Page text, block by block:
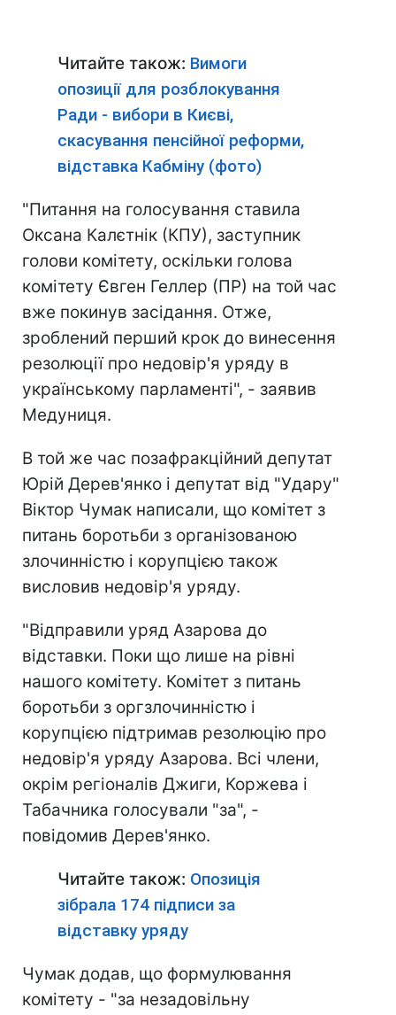
Читайте також: Вимоги
опозиції для розблокування
Ради - вибори в Києві,
скасування пенсійної реформи,
відставка Кабміну (фото)
"Питання на голосування ставила
Оксана Калєтнік (КПУ), заступник
голови комітету, оскільки голова
комітету Євген Геллер (ПР) на той час
вже покинув засідання. Отже,
зроблений перший крок до винесення
резолюції про недовір'я уряду в
українському парламенті", - заявив
Медуниця.
В той же час позафракційний депутат
Юрій Дерев'янко і депутат від "Удару"
Віктор Чумак написали, що комітет з
питань боротьби з організованою
злочинністю і корупцією також
висловив недовір'я уряду.
"Відправили уряд Азарова до
відставки. Поки що лише на рівні
нашого комітету. Комітет з питань
боротьби з оргзлочинністю і
корупцією підтримав резолюцію про
недовір'я уряду Азарова. Всі члени,
окрім регіоналів Джиги, Коржева і
Табачника голосували "за", -
повідомив Дерев'янко.
Читайте також: Опозиція
зібрала 174 підписи за
відставку уряду
Чумак додав, що формулювання
комітету - "за незадовільну